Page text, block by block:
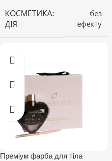
КОСМЕТИКА:
ДІЯ
без
ефекту
Преміум фарба для тіла